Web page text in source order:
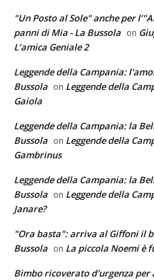
"Un Posto al Sole" anche per
panni di Mia - La Bussola on
L’amica Geniale 2
Leggende della Campania:
Bussola on Leggende della
Gaiola
Leggende della Campania: la
Bussola on Leggende della
Gambrinus
Leggende della Campania: la
Bussola on Leggende della
Janare?
"Ora basta": arriva al Giffoni il
Bussola on La piccola Noemi è
Bimbo ricoverato d'urgenza per